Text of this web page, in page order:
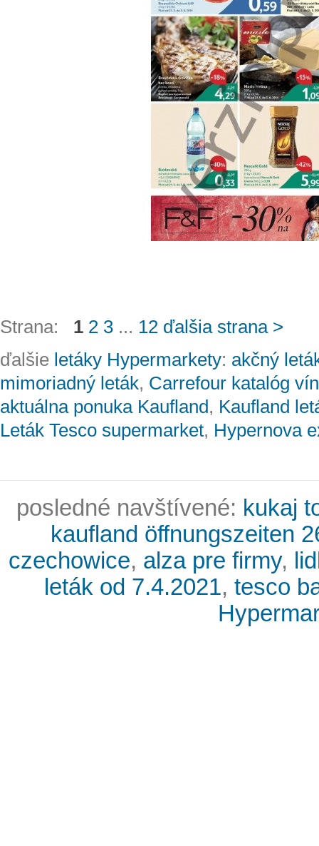
Strana: 1 2 3 ... 12 ďalšia strana >
ďalšie letáky Hypermarkety: akčný
mimoriadný leták, Carrefour katalóg
aktuálna ponuka Kaufland, Kaufland
Leták Tesco supermarket, Hypernova
posledné navštívené: kukaj
kaufland öffnungszeiten
czechowice, alza pre firmy,
leták od 7.4.2021, tesco